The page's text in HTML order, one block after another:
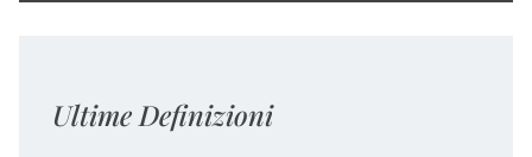
Ultime Definizioni